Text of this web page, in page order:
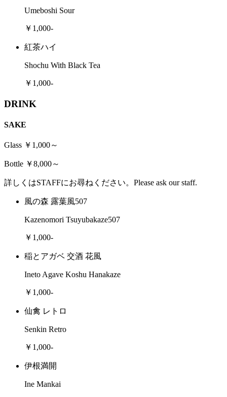
Umeboshi Sour
￥1,000-
紅茶ハイ
Shochu With Black Tea
￥1,000-
DRINK
SAKE
Glass ￥1,000～
Bottle ￥8,000～
詳しくはSTAFFにお尋ねください。Please ask our staff.
風の森 露葉風507
Kazenomori Tsuyubakaze507
￥1,000-
稲とアガベ 交酒 花風
Ineto Agave Koshu Hanakaze
￥1,000-
仙禽 レトロ
Senkin Retro
￥1,000-
伊根満開
Ine Mankai